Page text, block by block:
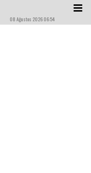
08 Ağustos 2026 06:54